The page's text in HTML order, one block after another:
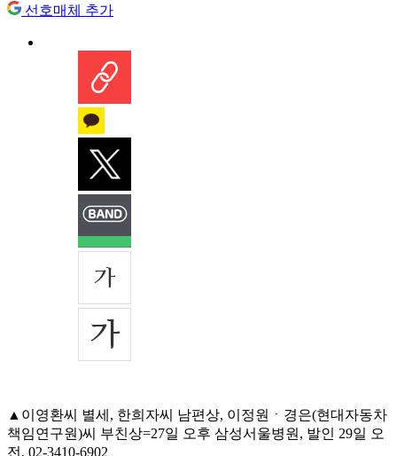
선호매체 추가
▲이영환씨 별세, 한희자씨 남편상, 이정원ㆍ경은(현대자동차
책임연구원)씨 부친상=27일 오후 삼성서울병원, 발인 29일 오
전, 02-3410-6902